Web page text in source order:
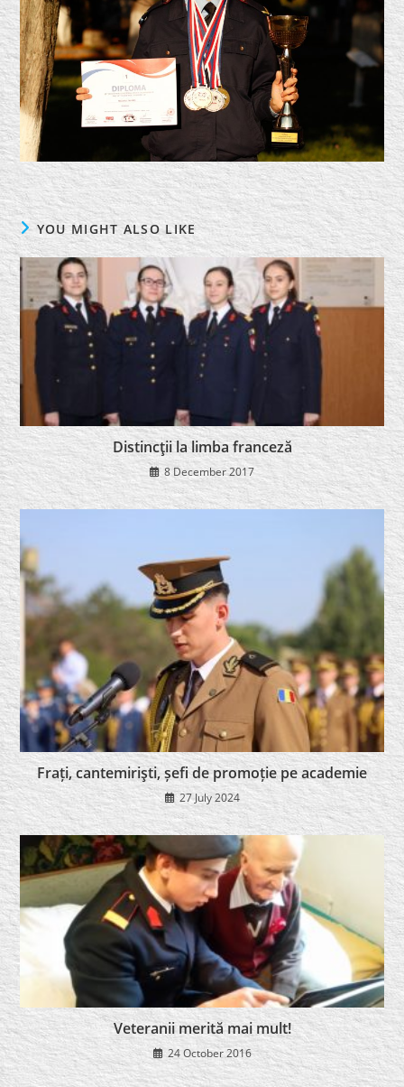
YOU MIGHT ALSO LIKE
Distincţii la limba franceză
8 December 2017
Frați, cantemirişti, șefi de promoție pe academie
27 July 2024
Veteranii merită mai mult!
24 October 2016